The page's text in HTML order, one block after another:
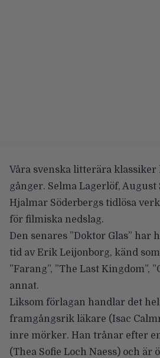
Våra svenska litterära
gånger. Selma Lagerlöf,
Hjalmar Söderbergs tidlösa
för filmiska nedslag.
Den senares ”Doktor Glas” har
tid av Erik Leijonborg, känd
”Farang”, ”The Last Kingdom”,
annat.
Liksom förlagan handlar det
framgångsrik läkare (Isac
inre mörker. Han trånar efter
(Thea Sofie Loch Naess) och är